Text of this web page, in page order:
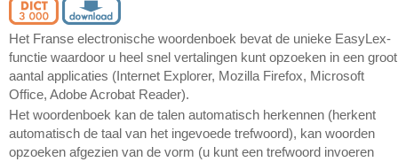
Het Franse electronische woordenboek bevat de unieke EasyLex-
functie waardoor u heel snel vertalingen kunt opzoeken in een groot
aantal applicaties (Internet Explorer, Mozilla Firefox, Microsoft
Office, Adobe Acrobat Reader).
Het woordenboek kan de talen automatisch herkennen (herkent
automatisch de taal van het ingevoede trefwoord), kan woorden
opzoeken afgezien van de vorm (u kunt een trefwoord invoeren